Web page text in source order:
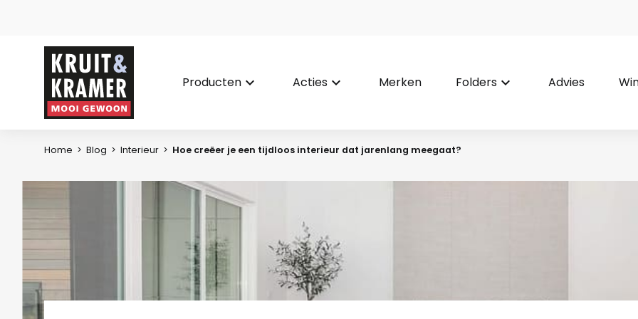
Producten keyboard_arrow_down Acties keyboard_arrow_down Merken Folders keyboard_arrow_down Advies
Home > Blog > Interieur > Hoe creëer je een tijdloos interieur dat jarenlang meegaat?